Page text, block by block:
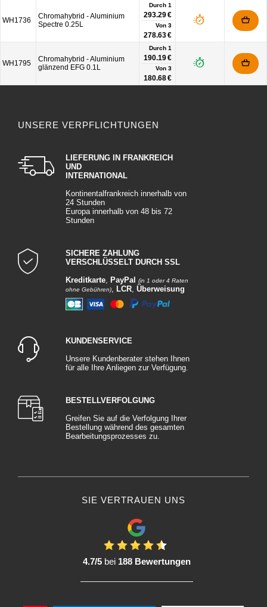
WH1736
Chromahybrid - Aluminium
Spectre 0.25L
Durch 1
293.29 €
Von 3
278.63 €
WH1795
Chromahybrid - Aluminium
glänzend EFG 0.1L
Durch 1
190.19 €
Von 3
180.68 €
UNSERE VERPFLICHTUNGEN
LIEFERUNG IN FRANKREICH
UND
INTERNATIONAL
Kontinentalfrankreich innerhalb von
24 Stunden
Europa innerhalb von 48 bis 72
Stunden
SICHERE ZAHLUNG
VERSCHLÜSSELT DURCH SSL
Kreditkarte, PayPal
(in 1 oder 4 Raten
ohne Gebühren), LCR, Überweisung
KUNDENSERVICE
Unsere Kundenberater stehen Ihnen
für alle Ihre Anliegen zur Verfügung.
BESTELLVERFOLGUNG
Greifen Sie auf die Verfolgung Ihrer
Bestellung während des gesamten
Bearbeitungsprozesses zu.
SIE VERTRAUEN UNS
4.7/5bei 188 Bewertungen